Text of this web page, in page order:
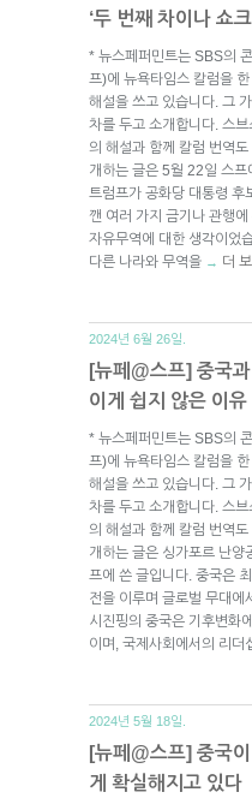
‘두 번째 차이나 쇼
* 뉴스페퍼민트는 SBS의
프)에 뉴욕타임스 칼럼을
해설을 쓰고 있습니다. 그
차를 두고 소개합니다. 스
의 해설과 함께 칼럼 번역
개하는 글은 5월 22일 스
트럼프가 공화당 대통령 후
깬 여러 가지 금기나 관행
자유무역에 대한 생각이었
다른 나라와 무역을 → 더 보
2024년 6월 26일.
[뉴페@스프] 중국
이게 쉽지 않은 이유
* 뉴스페퍼민트는 SBS의
프)에 뉴욕타임스 칼럼을
해설을 쓰고 있습니다. 그
차를 두고 소개합니다. 스
의 해설과 함께 칼럼 번역
개하는 글은 싱가포르 난
프에 쓴 글입니다. 중국은
전을 이루며 글로벌 무대에
시진핑의 중국은 기후변화
이며, 국제사회에서의 리더
2024년 5월 18일.
[뉴페@스프] 중국
게 확실해지고 있다